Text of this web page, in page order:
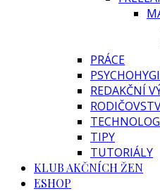
PRÁCE
REDAKČNÍ
TIPY
TUTORIÁLY
KLUB AKČNÍCH ŽEN
ESHOP